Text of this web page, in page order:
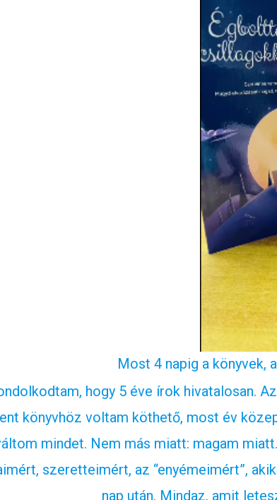
Most 4 napig a könyvek,
hogy 5 éve írok hivatalosan.
könyvhöz voltam köthető, most év
mindet. Nem más miatt: magam
szeretteimért, az “enyémeimért”,
nap után. Mindaz, amit